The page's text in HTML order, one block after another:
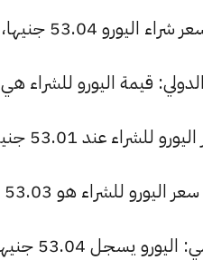
وسعر البيع 53.50 جنيها.
للشراء هي 53.01 جنيها، وللبيع 53.47 جنيها.
جنيها، وللبيع عند 53.47 جنيها.
هو 53.03 جنيها، وللبيع 53.55 جنيها.
للشراء و 53.50 جنيها للبيع.